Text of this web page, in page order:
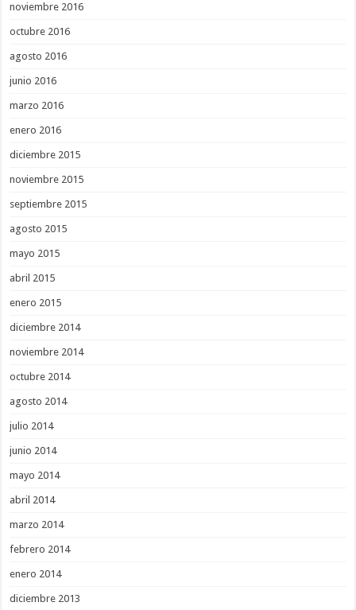
noviembre 2016
octubre 2016
agosto 2016
junio 2016
marzo 2016
enero 2016
diciembre 2015
noviembre 2015
septiembre 2015
agosto 2015
mayo 2015
abril 2015
enero 2015
diciembre 2014
noviembre 2014
octubre 2014
agosto 2014
julio 2014
junio 2014
mayo 2014
abril 2014
marzo 2014
febrero 2014
enero 2014
diciembre 2013